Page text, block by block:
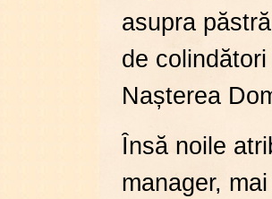
asupra
de
Nașterea
Însă noile
manager,